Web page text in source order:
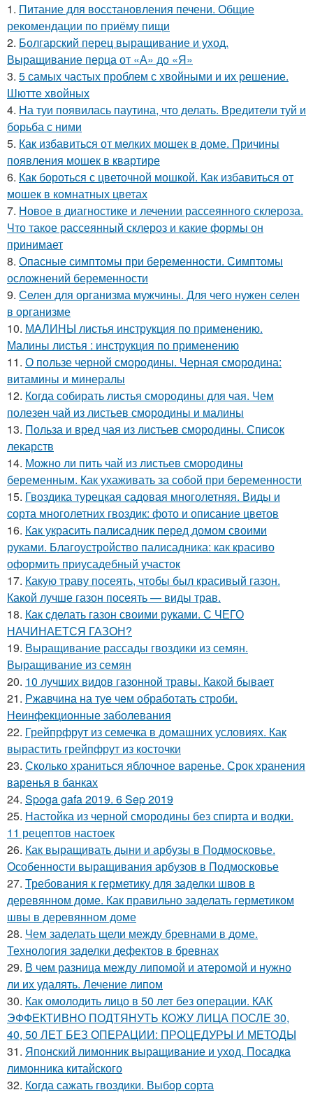
1. Питание для восстановления печени. Общие
рекомендации по приёму пищи
2. Болгарский перец выращивание и уход.
Выращивание перца от «А» до «Я»
3. 5 самых частых проблем с хвойными и их решение.
Шютте хвойных
4. На туи появилась паутина, что делать. Вредители туй и
борьба с ними
5. Как избавиться от мелких мошек в доме. Причины
появления мошек в квартире
6. Как бороться с цветочной мошкой. Как избавиться от
мошек в комнатных цветах
7. Новое в диагностике и лечении рассеянного склероза.
Что такое рассеянный склероз и какие формы он
принимает
8. Опасные симптомы при беременности. Симптомы
осложнений беременности
9. Селен для организма мужчины. Для чего нужен селен
в организме
10. МАЛИНЫ листья инструкция по применению.
Малины листья : инструкция по применению
11. О пользе черной смородины. Черная смородина:
витамины и минералы
12. Когда собирать листья смородины для чая. Чем
полезен чай из листьев смородины и малины
13. Польза и вред чая из листьев смородины. Список
лекарств
14. Можно ли пить чай из листьев смородины
беременным. Как ухаживать за собой при беременности
15. Гвоздика турецкая садовая многолетняя. Виды и
сорта многолетних гвоздик: фото и описание цветов
16. Как украсить палисадник перед домом своими
руками. Благоустройство палисадника: как красиво
оформить приусадебный участок
17. Какую траву посеять, чтобы был красивый газон.
Какой лучше газон посеять — виды трав.
18. Как сделать газон своими руками. С ЧЕГО
НАЧИНАЕТСЯ ГАЗОН?
19. Выращивание рассады гвоздики из семян.
Выращивание из семян
20. 10 лучших видов газонной травы. Какой бывает
21. Ржавчина на туе чем обработать строби.
Неинфекционные заболевания
22. Грейпрфрут из семечка в домашних условиях. Как
вырастить грейпфрут из косточки
23. Сколько храниться яблочное варенье. Срок хранения
варенья в банках
24. Spoga gafa 2019. 6 Sep 2019
25. Настойка из черной смородины без спирта и водки.
11 рецептов настоек
26. Как выращивать дыни и арбузы в Подмосковье.
Особенности выращивания арбузов в Подмосковье
27. Требования к герметику для заделки швов в
деревянном доме. Как правильно заделать герметиком
швы в деревянном доме
28. Чем заделать щели между бревнами в доме.
Технология заделки дефектов в бревнах
29. В чем разница между липомой и атеромой и нужно
ли их удалять. Лечение липом
30. Как омолодить лицо в 50 лет без операции. КАК
ЭФФЕКТИВНО ПОДТЯНУТЬ КОЖУ ЛИЦА ПОСЛЕ 30,
40, 50 ЛЕТ БЕЗ ОПЕРАЦИИ: ПРОЦЕДУРЫ И МЕТОДЫ
31. Японский лимонник выращивание и уход. Посадка
лимонника китайского
32. Когда сажать гвоздики. Выбор сорта